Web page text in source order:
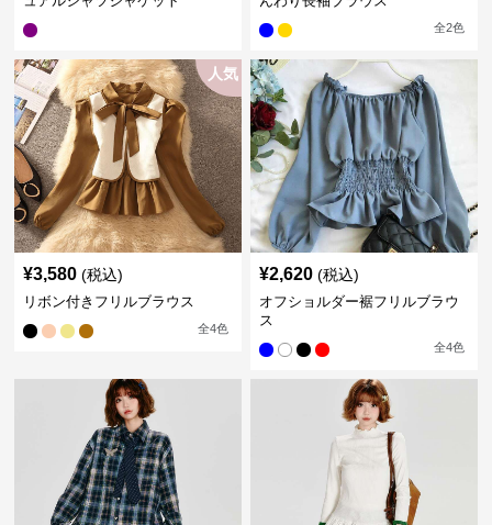
全2色
人気
¥3,580 (税込)
リボン付きフリルブラウス
全4色
¥2,620 (税込)
オフショルダー裾フリルブラウ
ス
全4色